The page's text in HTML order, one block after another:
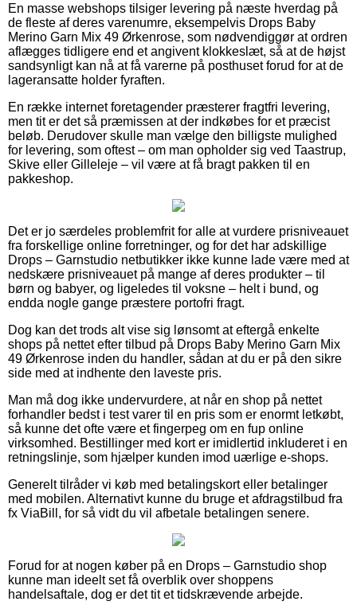
En masse webshops tilsiger levering på næste hverdag på
de fleste af deres varenumre, eksempelvis Drops Baby
Merino Garn Mix 49 Ørkenrose, som nødvendiggør at ordren
aflægges tidligere end et angivent klokkeslæt, så at de højst
sandsynligt kan nå at få varerne på posthuset forud for at de
lageransatte holder fyraften.
En række internet foretagender præsterer fragtfri levering,
men tit er det så præmissen at der indkøbes for et præcist
beløb. Derudover skulle man vælge den billigste mulighed
for levering, som oftest – om man opholder sig ved Taastrup,
Skive eller Gilleleje – vil være at få bragt pakken til en
pakkeshop.
Det er jo særdeles problemfrit for alle at vurdere prisniveauet
fra forskellige online forretninger, og for det har adskillige
Drops – Garnstudio netbutikker ikke kunne lade være med at
nedskære prisniveauet på mange af deres produkter – til
børn og babyer, og ligeledes til voksne – helt i bund, og
endda nogle gange præstere portofri fragt.
Dog kan det trods alt vise sig lønsomt at eftergå enkelte
shops på nettet efter tilbud på Drops Baby Merino Garn Mix
49 Ørkenrose inden du handler, sådan at du er på den sikre
side med at indhente den laveste pris.
Man må dog ikke undervurdere, at når en shop på nettet
forhandler bedst i test varer til en pris som er enormt letkøbt,
så kunne det ofte være et fingerpeg om en fup online
virksomhed. Bestillinger med kort er imidlertid inkluderet i en
retningslinje, som hjælper kunden imod uærlige e-shops.
Generelt tilråder vi køb med betalingskort eller betalinger
med mobilen. Alternativt kunne du bruge et afdragstilbud fra
fx ViaBill, for så vidt du vil afbetale betalingen senere.
Forud for at nogen køber på en Drops – Garnstudio shop
kunne man ideelt set få overblik over shoppens
handelsaftale, dog er det tit et tidskrævende arbejde.